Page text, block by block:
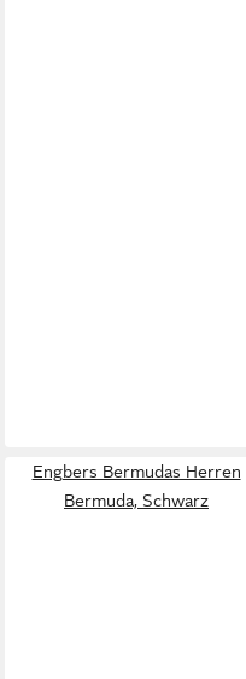
Engbers Bermudas Herren
Bermuda, Schwarz